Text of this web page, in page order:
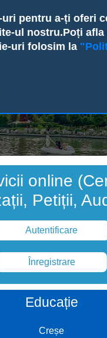
pentru a-ți oferi
ul nostru.Poți
uri folosim la
online
Petiții,
Autentificare
Înregistrare
Educație
Creșe